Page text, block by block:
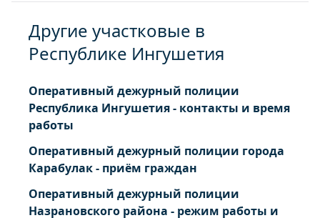
Другие участковые в
Республике Ингушетия
Оперативный дежурный полиции
Республика Ингушетия - контакты и время
работы
Оперативный дежурный полиции города
Карабулак - приём граждан
Оперативный дежурный полиции
Назрановского района - режим работы и